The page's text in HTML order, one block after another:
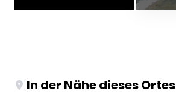
In der Nähe dieses Ortes